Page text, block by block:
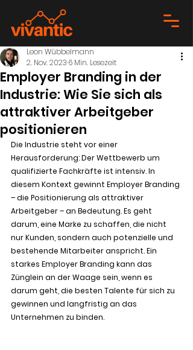
Employer Branding in der
Industrie: Wie Sie sich als
attraktiver Arbeitgeber
positionieren
Leon Wübbelmann
2. Nov. 2023 6 Min. Lesezeit
Die Industrie steht vor einer
Herausforderung: Der Wettbewerb um
qualifizierte Fachkräfte ist intensiv. In
diesem Kontext gewinnt Employer Branding
– die Positionierung als attraktiver
Arbeitgeber – an Bedeutung. Es geht
darum, eine Marke zu schaffen, die nicht
nur Kunden, sondern auch potenzielle und
bestehende Mitarbeiter anspricht. Ein
starkes Employer Branding kann das
Zünglein an der Waage sein, wenn es
darum geht, die besten Talente für sich zu
gewinnen und langfristig an das
Unternehmen zu binden.